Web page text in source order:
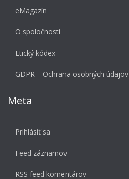
eMagazín
O spoločnosti
Etický kódex
GDPR – Ochrana osobných údajov
Meta
Prihlásiť sa
Feed záznamov
RSS feed komentárov